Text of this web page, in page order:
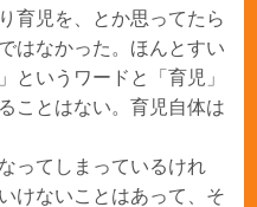
育児を、とか思ってたら
はなかった。ほんとすい
いうワードと「育児」
ことはない。育児自体は
ってしまっているけれ
けないことはあって、そ